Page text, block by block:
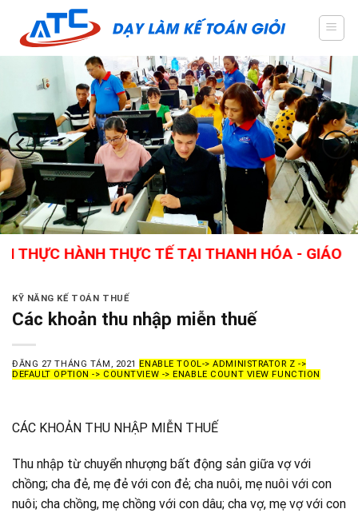
content
HÀNH THỰC TẾ TẠI THANH HÓA - GIÁO VIÊN
KỸ NĂNG KẾ TOÁN THUẾ
Các khoản thu nhập miễn thuế
ĐĂNG 27 THÁNG TÁM, 2021 ENABLE TOOL-> ADMINISTRATOR Z ->
DEFAULT OPTION -> COUNTVIEW -> ENABLE COUNT VIEW FUNCTION
CÁC KHOẢN THU NHẬP MIỄN THUẾ
Thu nhập từ chuyển nhượng bất động sản giữa vợ với
chồng; cha đẻ, mẹ đẻ với con đẻ; cha nuôi, mẹ nuôi với con
nuôi; cha chồng, mẹ chồng với con dâu; cha vợ, mẹ vợ với con